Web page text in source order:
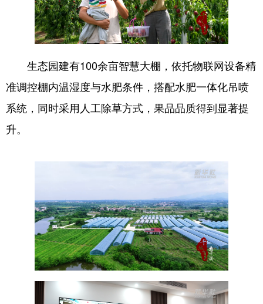
Deutsch Português
生态园建有100余亩智慧大棚，依托物联网设备精
准调控棚内温湿度与水肥条件，搭配水肥一体化吊喷
系统，同时采用人工除草方式，果品品质得到显著提
升。